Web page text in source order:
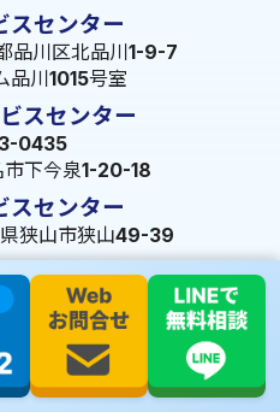
スセンター
品川区北品川1-9-7
品川1015号室
スセンター
0435
下今泉1-20-18
スセンター
狭山市狭山49-39
スセンター
0016
区大宮町1288-7
センター
間市旭町322-2 102号